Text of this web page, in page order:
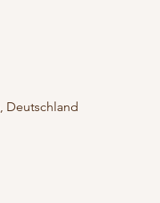
Deutschland